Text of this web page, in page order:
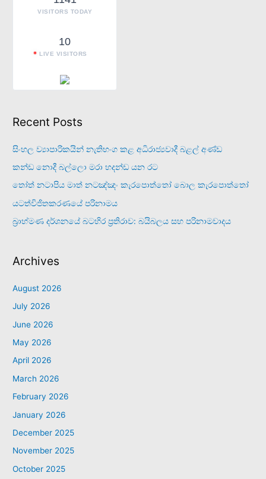
VISITORS TODAY
10
LIVE VISITORS
Recent Posts
සිංහල ව්‍යාපාරිකයින් නැතිභංග කළ අධිරාජ්‍යවාදී බළල් අණ්ඩ
කන්ඩ නොදී බල්ලො මරා හදන්ඩ යන රට
තෝත් නටාපිය මාත් නටඤ්ඤං කැරපොත්තෝ බොල කැරපොත්තෝ
යටත්විජිතකරණයේ පරිනාමය
බ්‍රාහ්මණ දර්ශනයේ බටහිර ප්‍රතිරාව: බයිබලය සහ පරිනාමවාදය
Archives
August 2026
July 2026
June 2026
May 2026
April 2026
March 2026
February 2026
January 2026
December 2025
November 2025
October 2025